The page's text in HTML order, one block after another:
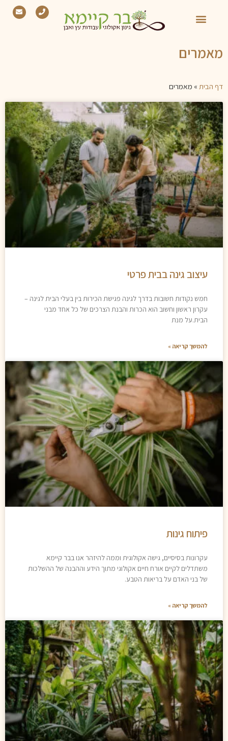
מאמרים
דף הבית » מאמרים
עיצוב גינה בבית פרטי
חמש נקודות חשובות בדרך לגינה פגישת הכירות בין בעלי הבית לגינה –
עקרון ראשון וחשוב הוא הכרות והבנת הצרכים של כל אחד מבני
הבית.על מנת
להמשך קריאה »
פיתוח גינות
עקרונות בסיסיים, גישה אקולוגית וממה להיזהר אנו בבר קיימא
משתדלים לקיים אורח חיים אקולוגי מתוך הידע וההבנה של ההשלכות
של בני האדם על בריאות הטבע.
להמשך קריאה »